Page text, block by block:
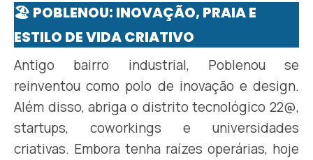
🏖️ POBLENOU: INOVAÇÃO, PRAIA E
ESTILO DE VIDA CRIATIVO
Antigo bairro industrial, Poblenou se
reinventou como polo de inovação e design.
Além disso, abriga o distrito tecnológico 22@,
startups, coworkings e universidades
criativas. Embora tenha raízes operárias, hoje